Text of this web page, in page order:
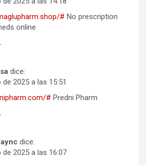
# No prescription
online
dice:
de 2025 a las 15:51
# Predni Pharm
dice:
de 2025 a las 16:07